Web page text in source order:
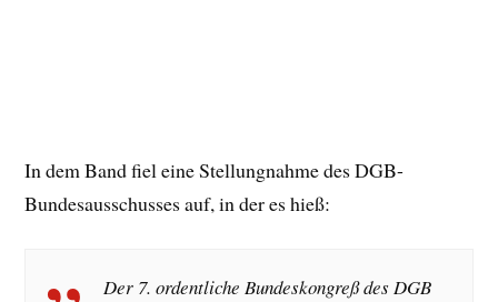
In dem Band fiel eine Stellungnahme des DGB-
Bundesausschusses auf, in der es hieß:
Der 7. ordentliche Bundeskongreß des DGB